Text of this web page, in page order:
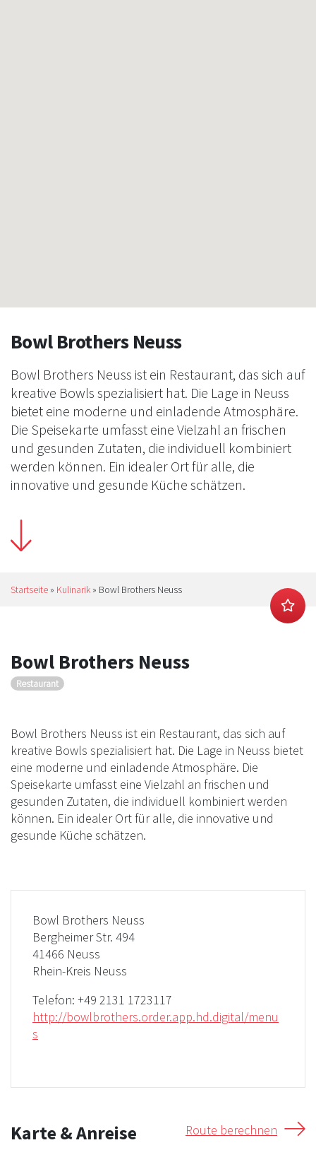
Bowl Brothers Neuss
Bowl Brothers Neuss ist ein Restaurant, das sich auf
kreative Bowls spezialisiert hat. Die Lage in Neuss
bietet eine moderne und einladende Atmosphäre.
Die Speisekarte umfasst eine Vielzahl an frischen
und gesunden Zutaten, die individuell kombiniert
werden können. Ein idealer Ort für alle, die
innovative und gesunde Küche schätzen.
Startseite » Kulinarik » Bowl Brothers Neuss
Bowl Brothers Neuss
Restaurant
Bowl Brothers Neuss ist ein Restaurant, das sich auf
kreative Bowls spezialisiert hat. Die Lage in Neuss bietet
eine moderne und einladende Atmosphäre. Die
Speisekarte umfasst eine Vielzahl an frischen und
gesunden Zutaten, die individuell kombiniert werden
können. Ein idealer Ort für alle, die innovative und
gesunde Küche schätzen.
Bowl Brothers Neuss
Bergheimer Str. 494
41466 Neuss
Rhein-Kreis Neuss
Telefon: +49 2131 1723117
http://bowlbrothers.order.app.hd.digital/menu
s
Karte & Anreise Route berechnen